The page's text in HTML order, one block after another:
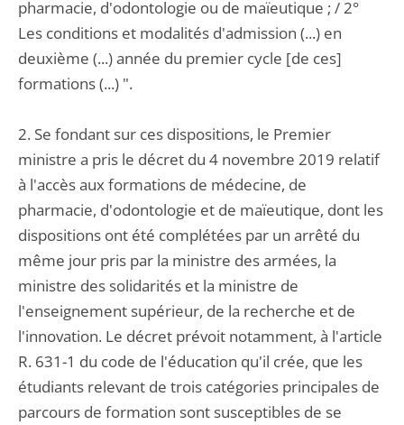
pharmacie, d'odontologie ou de maïeutique ; / 2°
Les conditions et modalités d'admission (...) en
deuxième (...) année du premier cycle [de ces]
formations (...) ".
2. Se fondant sur ces dispositions, le Premier
ministre a pris le décret du 4 novembre 2019 relatif
à l'accès aux formations de médecine, de
pharmacie, d'odontologie et de maïeutique, dont les
dispositions ont été complétées par un arrêté du
même jour pris par la ministre des armées, la
ministre des solidarités et la ministre de
l'enseignement supérieur, de la recherche et de
l'innovation. Le décret prévoit notamment, à l'article
R. 631-1 du code de l'éducation qu'il crée, que les
étudiants relevant de trois catégories principales de
parcours de formation sont susceptibles de se